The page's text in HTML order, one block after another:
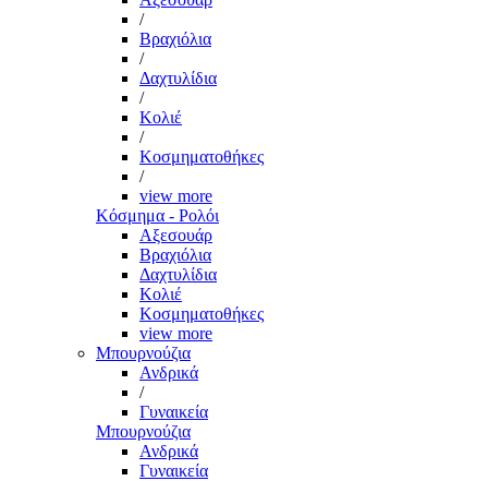
/
Βραχιόλια
/
Δαχτυλίδια
/
Κολιέ
/
Κοσμηματοθήκες
/
view more
Κόσμημα - Ρολόι
Αξεσουάρ
Βραχιόλια
Δαχτυλίδια
Κολιέ
Κοσμηματοθήκες
view more
Μπουρνούζια
Ανδρικά
/
Γυναικεία
Μπουρνούζια
Ανδρικά
Γυναικεία